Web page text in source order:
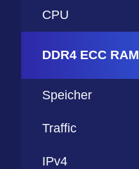
CPU
DDR4 ECC RAM
Speicher
Traffic
IPv4